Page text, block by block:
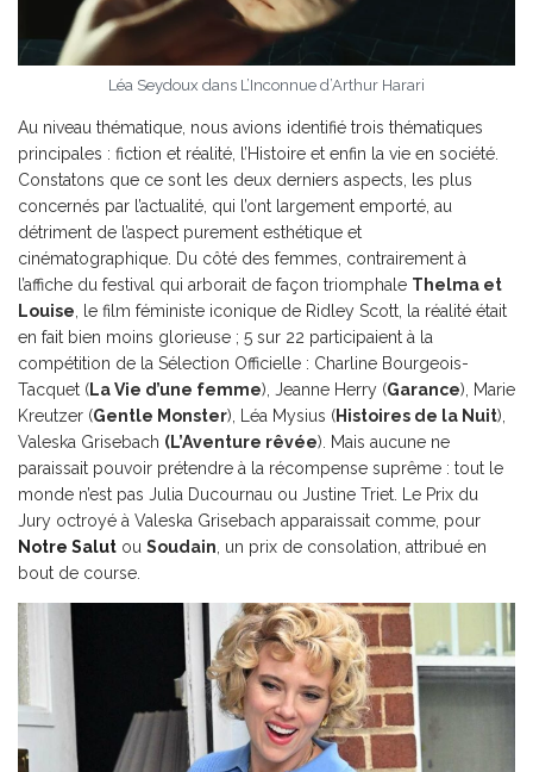
Léa Seydoux dans L’Inconnue d’Arthur Harari
Au niveau thématique, nous avions identifié trois thématiques
principales : fiction et réalité, l’Histoire et enfin la vie en société.
Constatons que ce sont les deux derniers aspects, les plus
concernés par l’actualité, qui l’ont largement emporté, au
détriment de l’aspect purement esthétique et
cinématographique. Du côté des femmes, contrairement à
l’affiche du festival qui arborait de façon triomphale Thelma et
Louise , le film féministe iconique de Ridley Scott, la réalité était
en fait bien moins glorieuse ; 5 sur 22 participaient à la
compétition de la Sélection Officielle : Charline Bourgeois-
Tacquet (La Vie d’une femme), Jeanne Herry (Garance), Marie
Kreutzer (Gentle Monster), Léa Mysius (Histoires de la Nuit),
Valeska Grisebach (L’Aventure rêvée). Mais aucune ne
paraissait pouvoir prétendre à la récompense suprême : tout le
monde n’est pas Julia Ducournau ou Justine Triet. Le Prix du
Jury octroyé à Valeska Grisebach apparaissait comme, pour
Notre Salut ou Soudain , un prix de consolation, attribué en
bout de course.